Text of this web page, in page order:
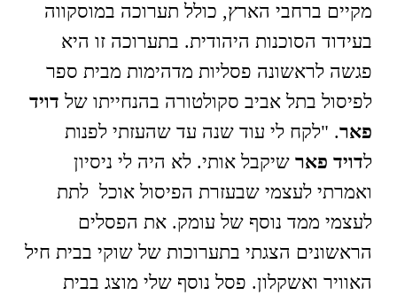
מקיים ברחבי הארץ, כולל תערוכה במוסקווה
בעידוד הסוכנות היהודית. בתערוכה זו היא
פגשה לראשונה פסליות מדהימות מבית ספר
לפיסול בתל אביב סקולטורה בהנחייתו של דויד
פאר. "לקח לי עוד שנה עד שהעזתי לפנות
לדויד פאר שיקבל אותי. לא היה לי ניסיון
ואמרתי לעצמי שבעזרת הפיסול אוכל לתת
לעצמי ממד נוסף של עומק. את הפסלים
הראשונים הצגתי בתערוכות של שוקי בבית חיל
האוויר ואשקלון. פסל נוסף שלי מוצג בבית